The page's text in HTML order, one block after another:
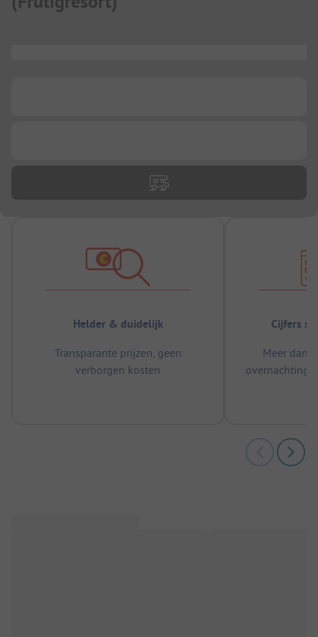
Helder & duidelijk
Transparante prijzen, geen
verborgen kosten
Cijfers
Meer dan